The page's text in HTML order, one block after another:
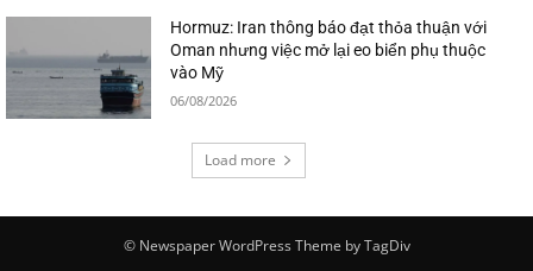
Hormuz: Iran thông báo đạt thỏa thuận với
Oman nhưng việc mở lại eo biển phụ thuộc
vào Mỹ
06/08/2026
Load more
© Newspaper WordPress Theme by TagDiv